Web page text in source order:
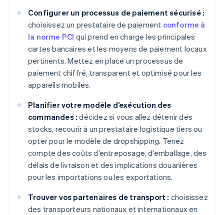
Configurer un processus de paiement sécurisé :
choisissez un prestataire de paiement conforme à
la norme PCI qui prend en charge les principales
cartes bancaires et les moyens de paiement locaux
pertinents. Mettez en place un processus de
paiement chiffré, transparent et optimisé pour les
appareils mobiles.
Planifier votre modèle d’exécution des
commandes : décidez si vous allez détenir des
stocks, recourir à un prestataire logistique tiers ou
opter pour le modèle de dropshipping. Tenez
compte des coûts d’entreposage, d’emballage, des
délais de livraison et des implications douanières
pour les importations ou les exportations.
Trouver vos partenaires de transport : choisissez
des transporteurs nationaux et internationaux en